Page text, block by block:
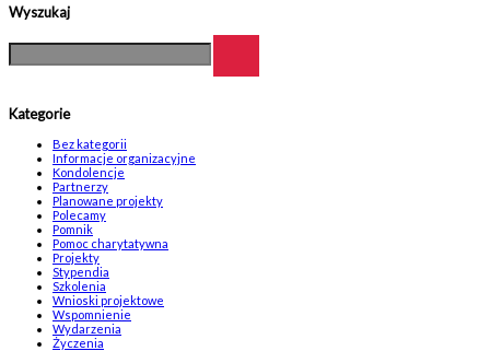
Wyszukaj
Kategorie
Bez kategorii
Informacje organizacyjne
Kondolencje
Partnerzy
Planowane projekty
Polecamy
Pomnik
Pomoc charytatywna
Projekty
Stypendia
Szkolenia
Wnioski projektowe
Wspomnienie
Wydarzenia
Życzenia